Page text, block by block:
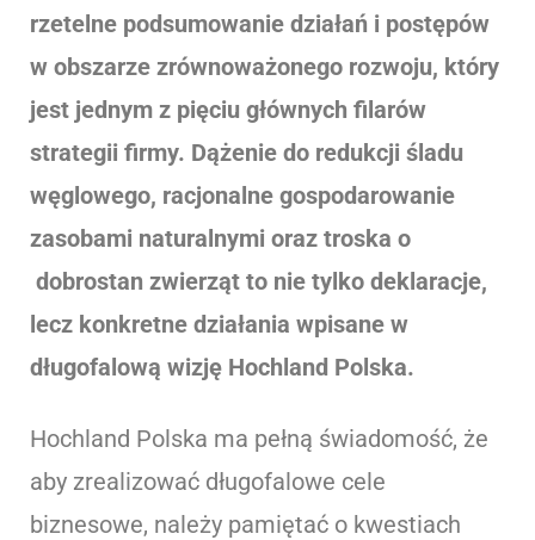
rzetelne podsumowanie działań i postępów
w obszarze zrównoważonego rozwoju, który
jest jednym z pięciu głównych filarów
strategii firmy. Dążenie do redukcji śladu
węglowego, racjonalne gospodarowanie
zasobami naturalnymi oraz troska o
dobrostan zwierząt to nie tylko deklaracje,
lecz konkretne działania wpisane w
długofalową wizję Hochland Polska.
Hochland Polska ma pełną świadomość, że
aby zrealizować długofalowe cele
biznesowe, należy pamiętać o kwestiach